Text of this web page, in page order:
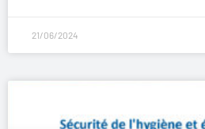
21/06/2024